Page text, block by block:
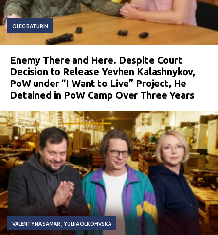
OLEG BATURIN
Enemy There and Here. Despite Court
Decision to Release Yevhen Kalashnykov,
PoW under “I Want to Live” Project, He
Detained in PoW Camp Over Three Years
VALENTYNA SAMAR YULIIA OLKOHVSKA